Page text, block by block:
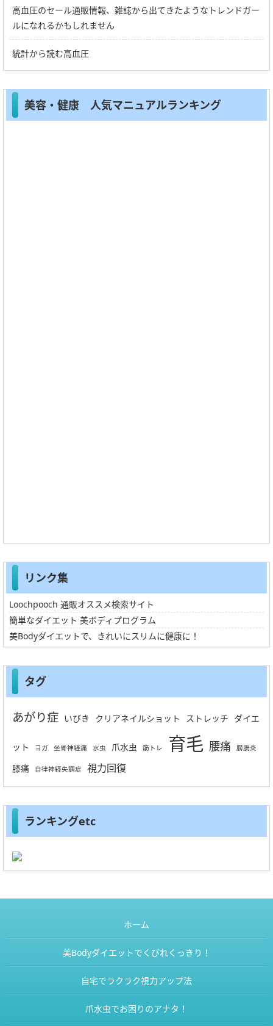
高血圧のセール通販情報、雑誌から出てきたようなトレンドガー
ルになれるかもしれません
統計から読む高血圧
美容・健康 人気マニュアルランキング
リンク集
Loochpooch 通販オススメ検索サイト
簡単なダイエット 美ボディプログラム
美Bodyダイエットで、きれいにスリムに健康に！
タグ
あがり症 いびき クリアネイルショット ストレッチ ダイエ
ット ヨガ 坐骨神経痛 水虫 爪水虫 筋トレ 育毛 腰痛 膀胱炎
膝痛 自律神経失調症 視力回復
ランキングetc
ホーム
美Bodyダイエットでくびれくっきり！
自宅でラクラク視力アップ法
爪水虫でお困りのアナタ！